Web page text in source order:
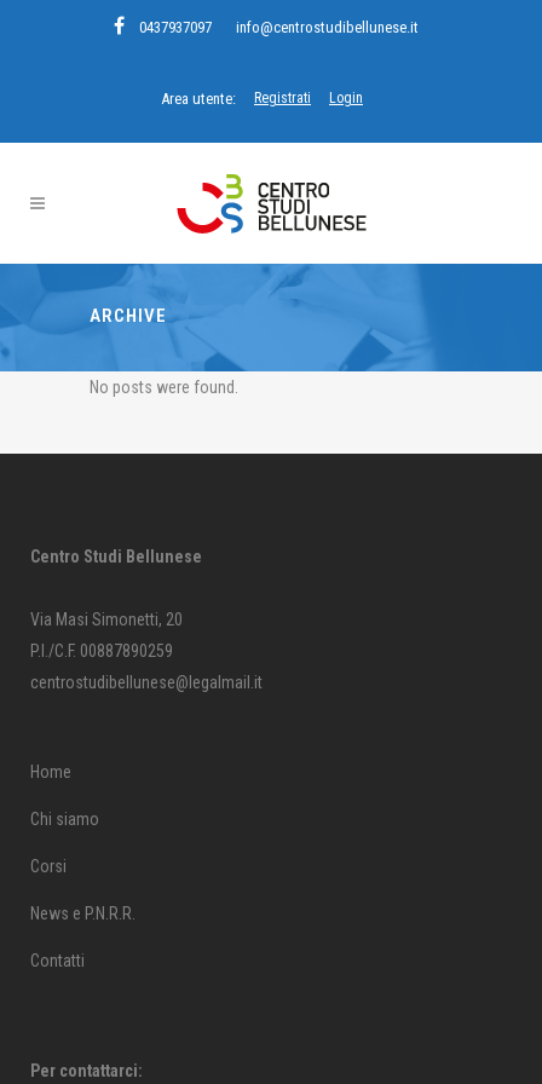
0437937097 info@centrostudibellunese.it
Area utente: Registrati Login
ARCHIVE
No posts were found.
Centro Studi Bellunese
Via Masi Simonetti, 20
P.I./C.F. 00887890259
centrostudibellunese@legalmail.it
Home
Chi siamo
Corsi
News e P.N.R.R.
Contatti
Per contattarci: